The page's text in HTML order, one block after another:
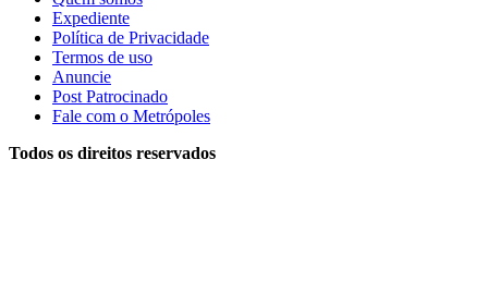
Expediente
Política de Privacidade
Termos de uso
Anuncie
Post Patrocinado
Fale com o Metrópoles
Todos os direitos reservados